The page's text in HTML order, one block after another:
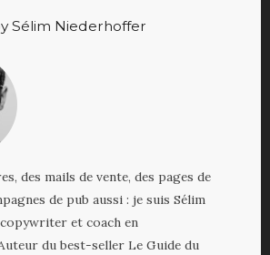
Sélim Niederhoffer
des mails de vente, des pages de
de pub aussi : je suis Sélim
et coach en
du best-seller Le Guide du